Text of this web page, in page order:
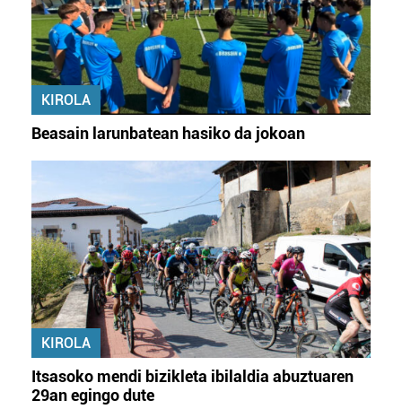
KIROLA
Beasain larunbatean hasiko da jokoan
KIROLA
Itsasoko mendi bizikleta ibilaldia abuztuaren
29an egingo dute